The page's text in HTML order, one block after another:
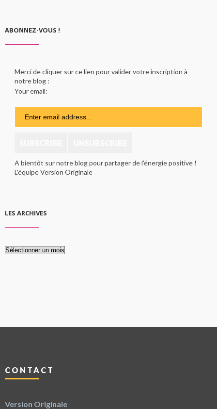
ABONNEZ-VOUS !
Merci de cliquer sur ce lien pour valider votre inscription à
notre blog :
Your email:
A bientôt sur notre blog pour partager de l'énergie positive !
L'équipe Version Originale
LES ARCHIVES
Les
CONTACT
Version Originale